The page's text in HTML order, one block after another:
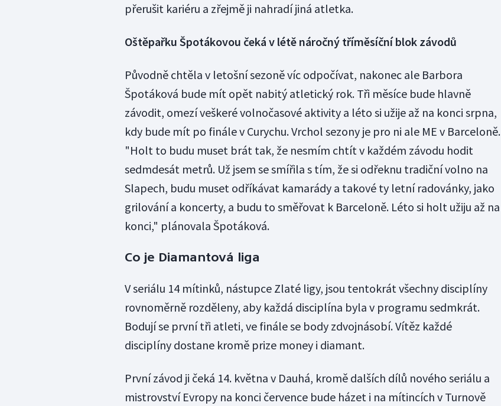
přerušit kariéru a zřejmě ji nahradí jiná atletka.
Oštěpařku Špotákovou čeká v létě náročný tříměsíční blok závodů
Původně chtěla v letošní sezoně víc odpočívat, nakonec ale Barbora
Špotáková bude mít opět nabitý atletický rok. Tři měsíce bude hlavně
závodit, omezí veškeré volnočasové aktivity a léto si užije až na konci srpna,
kdy bude mít po finále v Curychu. Vrchol sezony je pro ni ale ME v Barceloně.
"Holt to budu muset brát tak, že nesmím chtít v každém závodu hodit
sedmdesát metrů. Už jsem se smířila s tím, že si odřeknu tradiční volno na
Slapech, budu muset odříkávat kamarády a takové ty letní radovánky, jako
grilování a koncerty, a budu to směřovat k Barceloně. Léto si holt užiju až na
konci," plánovala Špotáková.
Co je Diamantová liga
V seriálu 14 mítinků, nástupce Zlaté ligy, jsou tentokrát všechny disciplíny
rovnoměrně rozděleny, aby každá disciplína byla v programu sedmkrát.
Bodují se první tři atleti, ve finále se body zdvojnásobí. Vítěz každé
disciplíny dostane kromě prize money i diamant.
První závod ji čeká 14. května v Dauhá, kromě dalších dílů nového seriálu a
mistrovství Evropy na konci července bude házet i na mítincích v Turnově